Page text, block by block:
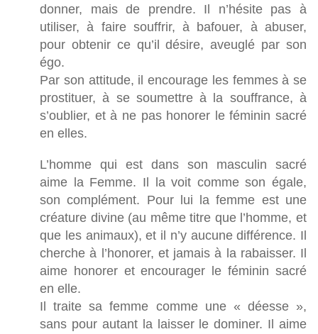
donner, mais de prendre. Il n’hésite pas à
utiliser, à faire souffrir, à bafouer, à abuser,
pour obtenir ce qu’il désire, aveuglé par son
égo.
Par son attitude, il encourage les femmes à se
prostituer, à se soumettre à la souffrance, à
s’oublier, et à ne pas honorer le féminin sacré
en elles.
L’homme qui est dans son masculin sacré
aime la Femme. Il la voit comme son égale,
son complément. Pour lui la femme est une
créature divine (au même titre que l’homme, et
que les animaux), et il n’y aucune différence. Il
cherche à l’honorer, et jamais à la rabaisser. Il
aime honorer et encourager le féminin sacré
en elle.
Il traite sa femme comme une « déesse »,
sans pour autant la laisser le dominer. Il aime